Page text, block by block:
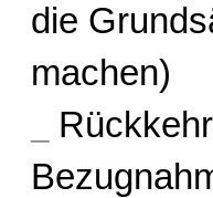
die
machen)